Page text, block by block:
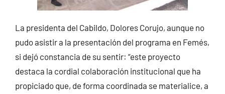
La presidenta del Cabildo, Dolores Corujo, aunque no
pudo asistir a la presentación del programa en Femés,
si dejó constancia de su sentir: “este proyecto
destaca la cordial colaboración institucional que ha
propiciado que, de forma coordinada se materialice, a